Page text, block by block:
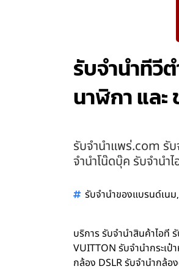
รับจำนำทีวี
นาฬิกา แล
รับจํานําแพร่.com รับ
จำนำโน๊ดบุ๊ค รับจำนำ
รับจำนำของแบรนด์เนม,
บริการ รับจำนำสินค้าไอที
VUITTON รับจำนำกระเ
กล้อง DSLR รับจำนำกล้อ